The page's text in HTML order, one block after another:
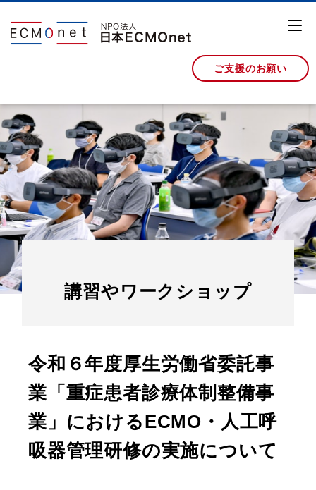
ご支援のお願い
講習やワークショップ
令和６年度厚生労働省委託事
業「重症患者診療体制整備事
業」におけるECMO・人工呼
吸器管理研修の実施について